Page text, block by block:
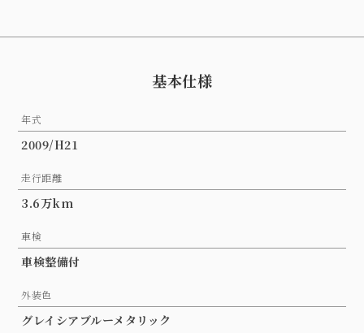
基本仕様
年式
2009/H21
走行距離
3.6万km
車検
車検整備付
外装色
グレイシアブルーメタリック